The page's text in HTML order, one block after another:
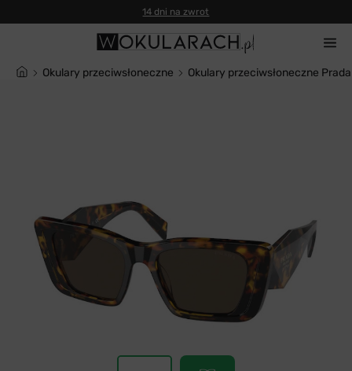
14 dni na zwrot
Okulary przeciwsłoneczne Okulary przeciwsłoneczne